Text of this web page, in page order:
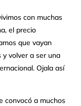
con muchas
el precio
que vayan
y volver a ser una
Ojala así
convocó a muchos